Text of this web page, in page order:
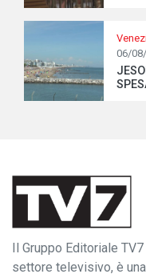
06/
Il Gruppo Editoriale
settore televisivo, è